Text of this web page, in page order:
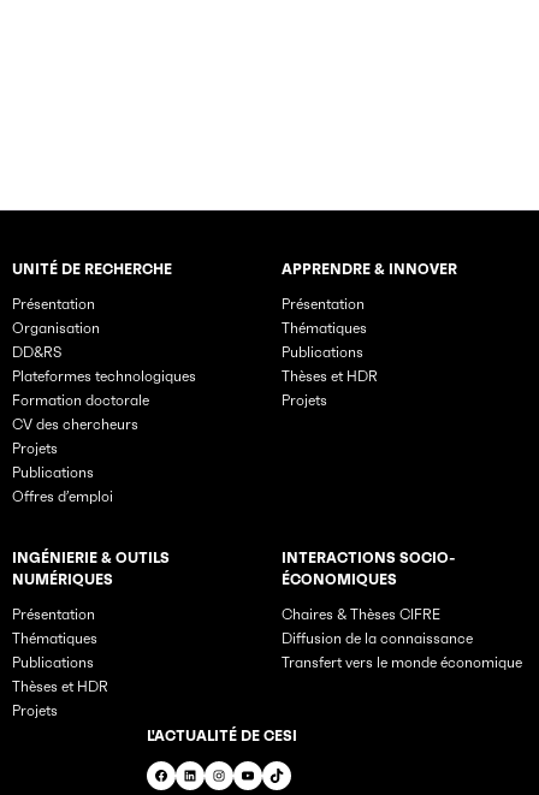
Rubriques principales du site
UNITÉ DE RECHERCHE
Présentation
Organisation
DD&RS
Plateformes technologiques
Formation doctorale
CV des chercheurs
Projets
Publications
Offres d’emploi
APPRENDRE & INNOVER
Présentation
Thématiques
Publications
Thèses et HDR
Projets
INGÉNIERIE & OUTILS
NUMÉRIQUES
Présentation
Thématiques
Publications
Thèses et HDR
Projets
INTERACTIONS SOCIO-
ÉCONOMIQUES
Chaires & Thèses CIFRE
Diffusion de la connaissance
Transfert vers le monde économique
L'ACTUALITÉ DE CESI
Facebook
LinkedInInstagram
YouTubeTikTok